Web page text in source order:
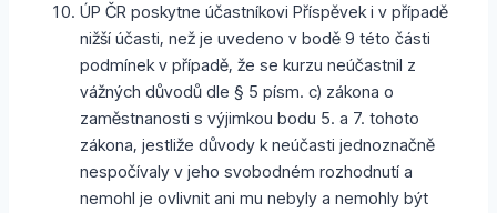
ÚP ČR poskytne účastníkovi Příspěvek i v případě
nižší účasti, než je uvedeno v bodě 9 této části
podmínek v případě, že se kurzu neúčastnil z
vážných důvodů dle § 5 písm. c) zákona o
zaměstnanosti s výjimkou bodu 5. a 7. tohoto
zákona, jestliže důvody k neúčasti jednoznačně
nespočívaly v jeho svobodném rozhodnutí a
nemohl je ovlivnit ani mu nebyly a nemohly být